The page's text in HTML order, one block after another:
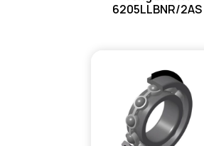
6205LLBNR/2AS